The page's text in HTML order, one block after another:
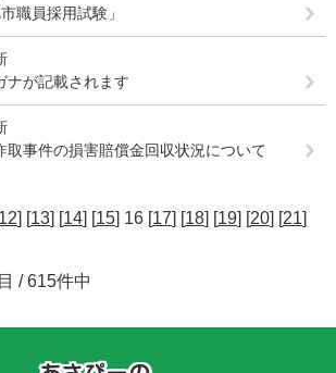
職員採用試験」
ナが記載されます
取事件の損害賠償金回収状況について
] [13] [14] [15] 16 [17] [18] [19] [20] [21]
/ 615件中